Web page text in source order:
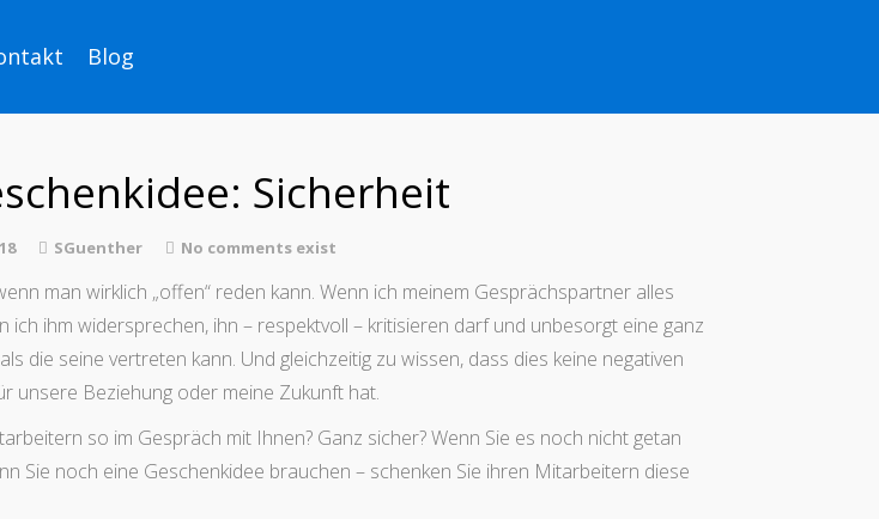
Blog
Sicherheit
SGuenther No comments exist
man wirklich „offen“ reden kann. Wenn ich meinem Gesprächspartner alles
ich ihm widersprechen, ihn – respektvoll – kritisieren darf und unbesorgt eine ganz
die seine vertreten kann. Und gleichzeitig zu wissen, dass dies keine negativen
unsere Beziehung oder meine Zukunft hat.
so im Gespräch mit Ihnen? Ganz sicher? Wenn Sie es noch nicht getan
Sie noch eine Geschenkidee brauchen – schenken Sie ihren Mitarbeitern diese